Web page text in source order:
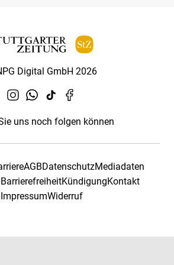
Digital GmbH 2026
uns noch folgen können
AGBDatenschutzMediadaten
KündigungKontakt
ImpressumWiderruf